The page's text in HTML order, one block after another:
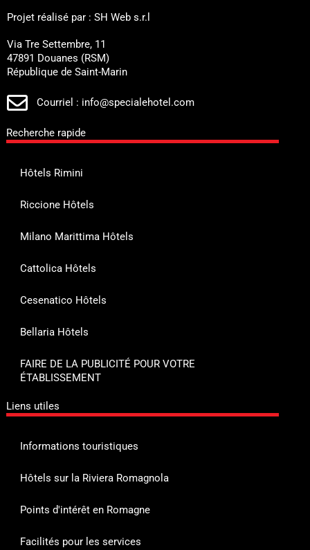
Projet réalisé par : SH Web s.r.l
Via Tre Settembre, 11
47891 Douanes (RSM)
République de Saint-Marin
Courriel : info@specialehotel.com
Recherche rapide
Hôtels Rimini
Riccione Hôtels
Milano Marittima Hôtels
Cattolica Hôtels
Cesenatico Hôtels
Bellaria Hôtels
FAIRE DE LA PUBLICITÉ POUR VOTRE
ÉTABLISSEMENT
Liens utiles
Informations touristiques
Hôtels sur la Riviera Romagnola
Points d'intérêt en Romagne
Facilités pour les services